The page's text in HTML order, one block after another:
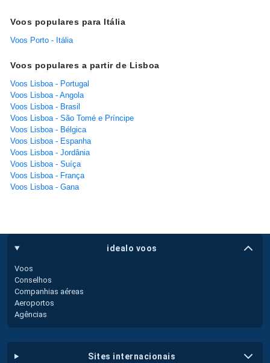
Voos populares para Itália
Voos Porto - Itália
Voos populares a partir de Lisboa
Voos Lisboa - Portugal
Voos Lisboa - Angola
Voos Lisboa - Brasil
Voos Lisboa - São Tomé e Príncipe
Voos Lisboa - Bélgica
Voos Lisboa - Espanha
Voos Lisboa - Jordânia
Voos Lisboa - Suíça
Voos Lisboa - França
Voos Lisboa - Gana
idealo voos
Voos
Conselhos
Companhias aéreas
Aeroportos
Agências
sites internacionais